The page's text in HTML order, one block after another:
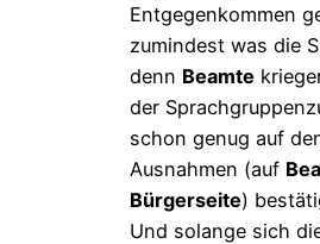
Entgegenkommen
zumindest was die
denn Beamte
der
schon genug auf
Ausnahmen (auf
Bürgerseite)
Und solange sich